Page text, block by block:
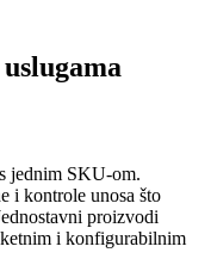
jednim SKU-om.
i kontrole unosa što
proizvodi
i konfigurabilnim